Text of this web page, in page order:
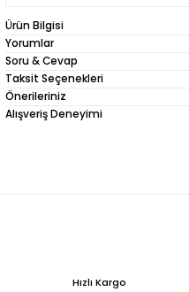
Ürün Bilgisi
Yorumlar
Soru & Cevap
Taksit Seçenekleri
Önerileriniz
Alışveriş Deneyimi
Hızlı Kargo